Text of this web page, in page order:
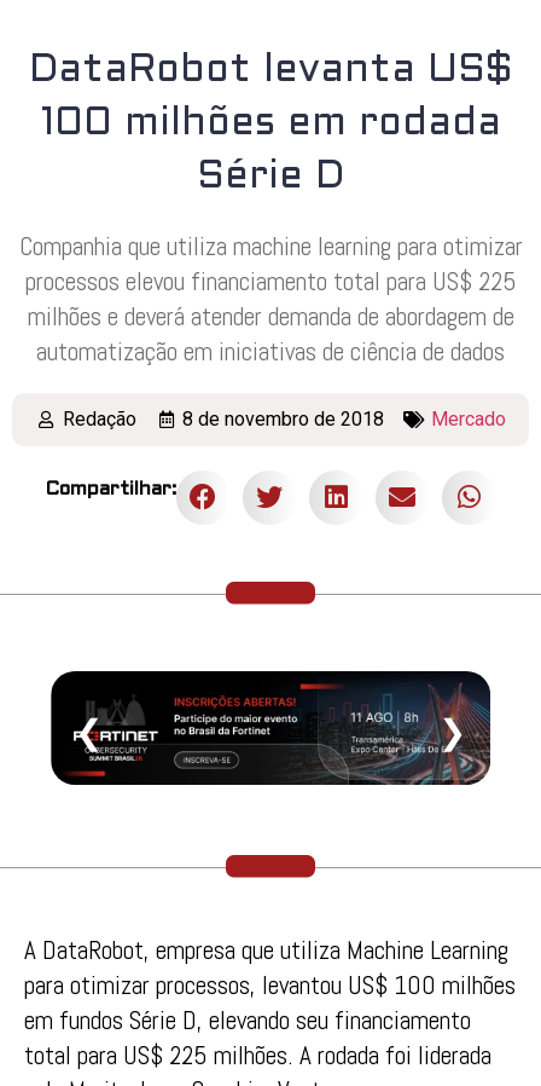
DataRobot levanta US$
100 milhões em rodada
Série D
Companhia que utiliza machine learning para otimizar
processos elevou financiamento total para US$ 225
milhões e deverá atender demanda de abordagem de
automatização em iniciativas de ciência de dados
Redação 8 de novembro de 2018 Mercado
Compartilhar:
❮ ❯
A DataRobot, empresa que utiliza Machine Learning
para otimizar processos, levantou US$ 100 milhões
em fundos Série D, elevando seu financiamento
total para US$ 225 milhões. A rodada foi liderada